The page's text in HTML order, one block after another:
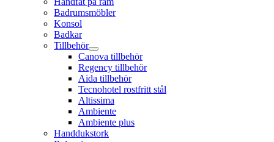
Badrumsmöbler
Konsol
Badkar
Tillbehör
Canova tillbehör
Regency tillbehör
Aida tillbehör
Tecnohotel rostfritt stål
Altissima
Ambiente
Ambiente plus
Handdukstork